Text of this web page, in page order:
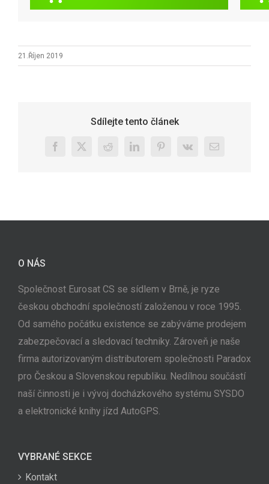
21.Říjen 2019
Sdílejte tento článek
Facebook
X RedditLinkedInPinterest
Vk
E-
O NÁS
Společnost Eurosat CS se sídlem v Brně, je ryze
českou obchodní společností založenou v roce 1995.
Od samého počátku existence se zabýváme prodejem
zabezpečovací a sledovací techniky. Zároveň je naše
firma autorizovaným distributorem společnosti Paradox
pro Českou a Slovenskou republiku. Nedílnou součástí
naší činnosti je i vývoj docházkového systému SYSDO
a elektronické knihy jízd AutoGPS.
VYBRANÉ SEKCE
Kontakt